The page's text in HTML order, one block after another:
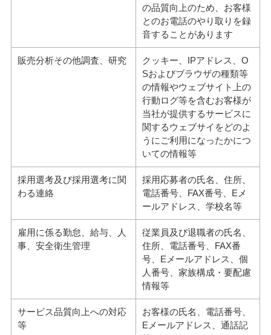
の品質向上のため、お客様
とのお電話のやり取りを録
音することがあります
販売分析その他調査、研究
クッキー、IPアドレス、O
Sおよびブラウザの種類等
の情報やウェブサイト上の
行動ログ等を含むお客様が
当社が提供するサービスに
関するウェブサイをどのよ
うにご利用になったかにつ
いての情報等
採用選考及び採用選考に関
わる連絡
採用応募者の氏名、住所、
電話番号、FAX番号、Eメ
ールアドレス、学校名等
雇用に係る勤怠、給与、人
事、安全衛生管理
従業員及び退職者の氏名、
住所、電話番号、FAX番
号、Eメールアドレス、個
人番号、家族構成・要配慮
情報等
サービス品質向上への対応
等
お客様の氏名、電話番号、
Eメールアドレス、通話記